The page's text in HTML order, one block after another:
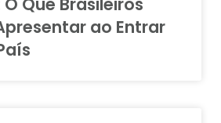
ao Entrar